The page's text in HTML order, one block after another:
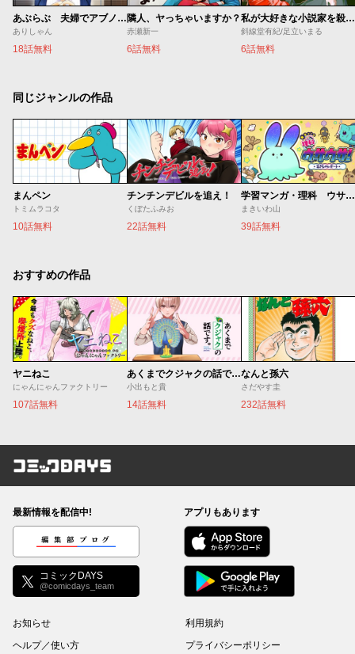
あぶらぶ 夫婦でアブノーマルなラブしませんか？
ありしゃん
18話無料
隣人、ヤっちゃいますか？
赤瀬新一
6話無料
私が大好きな小説家を殺すまで
斜線堂有紀/足立いまる
6話無料
同じジャンルの作品
まんペン
トミムラコタ
10話無料
チンチンデビルを追え！
くぼたふみお
22話無料
学習マンガ・理科 ウサウサ！
まきいわ山
39話無料
おすすめの作品
ヤニねこ
にゃんにゃんファクトリー
107話無料
あくまでクジャクの話です。
小出もと貴
14話無料
なんと孫六
さだやす圭
232話無料
コミックDAYS
最新情報を配信中!
編集部ブログ
コミックDAYS
@comicdays_team
アプリもあります
お知らせ
ヘルプ／使い方
利用規約
プライバシーポリシー